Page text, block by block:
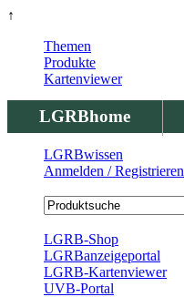
↑
LGRBhome
Themen
Produkte
Kartenviewer
LGRBwissen
Anmelden / Registrieren
LGRB-Shop
LGRBanzeigeportal
LGRB-Kartenviewer
UVB-Portal